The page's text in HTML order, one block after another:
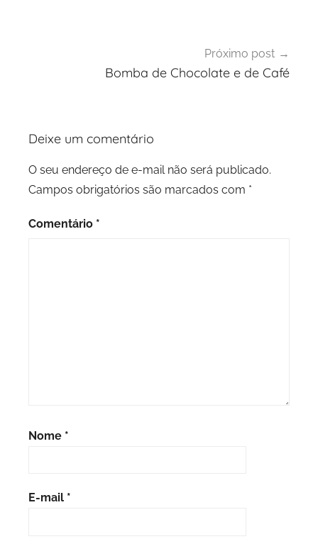
Próximo post
Bomba de Chocolate e de Café
Deixe um comentário
O seu endereço de e-mail não será publicado.
Campos obrigatórios são marcados com *
Comentário *
Nome *
E-mail *